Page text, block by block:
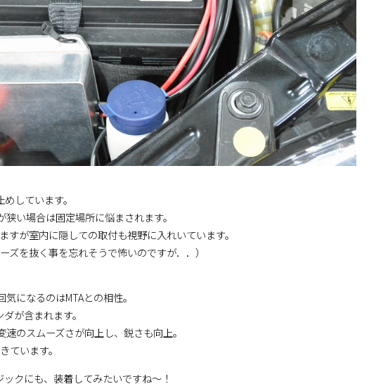
しています。
い場合は固定場所に悩まされます。
すが室内に隠しての取付も視野に入れいています。
ズを抜く事を忘れそうで怖いのですが．．）
になるのはMTAとの相性。
が含まれます。
のスムーズさが向上し、鋭さも向上。
ています。
クにも、装着してみたいですね～！